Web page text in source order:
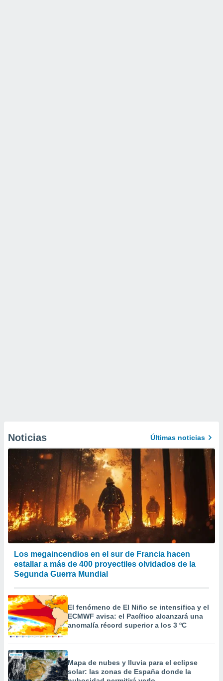
Noticias Últimas noticias
Los megaincendios en el sur de Francia hacen
estallar a más de 400 proyectiles olvidados de la
Segunda Guerra Mundial
El fenómeno de El Niño se intensifica y el
ECMWF avisa: el Pacífico alcanzará una
anomalía récord superior a los 3 ºC
Mapa de nubes y lluvia para el eclipse
solar: las zonas de España donde la